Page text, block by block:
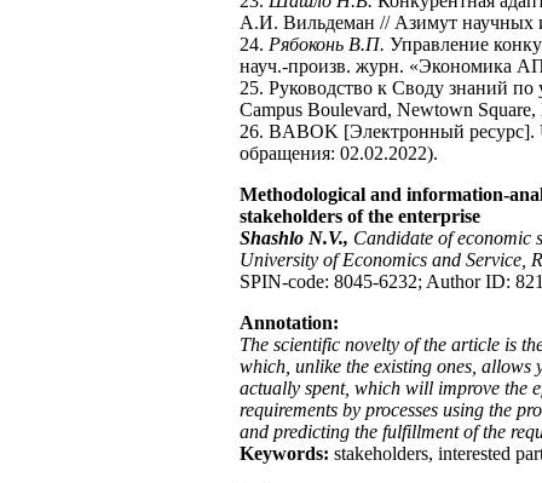
А.И. Вильдеман // Азимут научных
24. Рябоконь В.П. Управление
науч.-произв. журн. «Экономика
25. Руководство к Своду знаний
Campus Boulevard, Newtown
26. BABOK [Электронный ресурс].
обращения: 02.02.2022).
Methodological and information-
stakeholders of the enterprise
Shashlo N.V., Candidate of economic
University of Economics and Service,
SPIN-code: 8045-6232; Author ID:
Annotation:
The scientific novelty of the article is
which, unlike the existing ones, allows
actually spent, which will improve the
requirements by processes using the
and predicting the fulfillment of the
Keywords: stakeholders, interested